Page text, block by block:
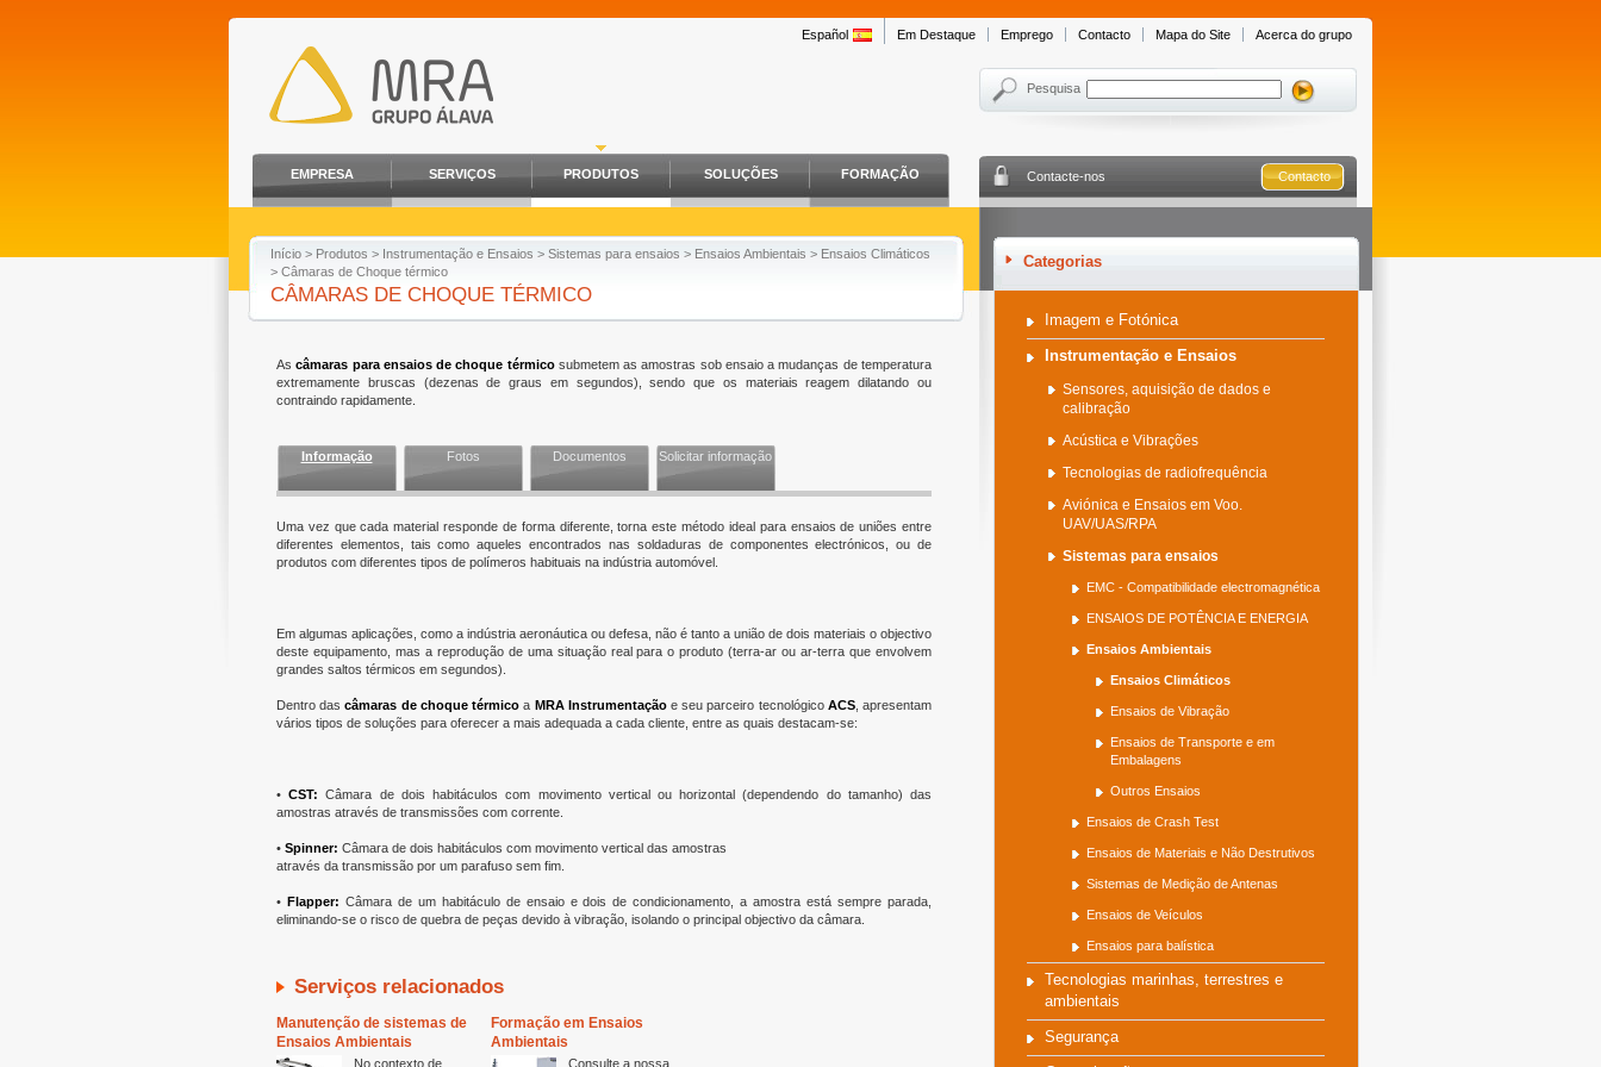
Em Destaque Emprego Contacto Mapa do Site Acerca do grupo
Español
EMPRESA SERVIÇOS PRODUTOS SOLUÇÕES FORMAÇÃO
Pesquisa
Contacte-nos Contacto
Início > Produtos > Instrumentação e Ensaios > Sistemas para ensaios > Ensaios Ambientais > Ensaios Climáticos
> Câmaras de Choque térmico
CÂMARAS DE CHOQUE TÉRMICO
Ascâmaras para ensaios de choque térmicosubmetem as amostras sob ensaio a mudanças de temperatura
extremamente bruscas (dezenas de graus em segundos), sendo que os materiais reagem dilatando ou
contraindo rapidamente.
Informação Fotos Documentos Solicitar informação
Uma vez que cada material responde de forma diferente, torna este método ideal para ensaios de uniões entre
diferentes elementos, tais como aqueles encontrados nas soldaduras de componentes electrónicos, ou de
produtos com diferentes tipos de polímeros habituais na indústria automóvel.
Em algumas aplicações, como a indústria aeronáutica ou defesa, não é tanto a união de dois materiais o objectivo
deste equipamento, mas a reprodução de uma situação real para o produto (terra-ar ou ar-terra que envolvem
grandes saltos térmicos em segundos).
Dentro dascâmaras de choque térmicoa MRA Instrumentação e seu parceiro tecnológico ACS, apresentam
vários tipos de soluções para oferecer a mais adequada a cada cliente, entre as quais destacam-se:
•CST: Câmara de dois habitáculos com movimento vertical ou horizontal (dependendo do tamanho) das
amostras através de transmissões com corrente.
• Spinner: Câmara de dois habitáculos com movimento vertical das amostras
através da transmissão por um parafuso sem fim.
• Flapper: Câmara de um habitáculo de ensaio e dois de condicionamento, a amostra está sempre parada,
eliminando-se o risco de quebra de peças devido à vibração, isolando o principal objectivo da câmara.
Serviços relacionados
Manutenção de sistemas de
Ensaios Ambientais
No contexto de
Formação em Ensaios
Ambientais
Consulte a nossa
Categorias
Imagem e Fotónica
Instrumentação e Ensaios
Sensores, aquisição de dados e
calibração
Acústica e Vibrações
Tecnologias de radiofrequência
Aviónica e Ensaios em Voo.
UAV/UAS/RPA
Sistemas para ensaios
EMC - Compatibilidade electromagnética
ENSAIOS DE POTÊNCIA E ENERGIA
Ensaios Ambientais
Ensaios Climáticos
Ensaios de Vibração
Ensaios de Transporte e em
Embalagens
Outros Ensaios
Ensaios de Crash Test
Ensaios de Materiais e Não Destrutivos
Sistemas de Medição de Antenas
Ensaios de Veículos
Ensaios para balística
Tecnologias marinhas, terrestres e
ambientais
Segurança